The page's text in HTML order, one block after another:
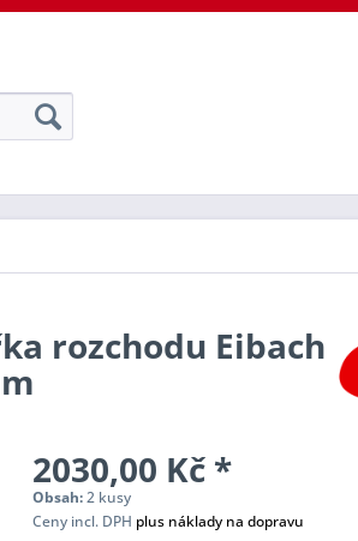
rozchodu Eibach
2030,00 Kč *
Obsah:2 kusy
Ceny incl. DPH plus náklady na dopravu